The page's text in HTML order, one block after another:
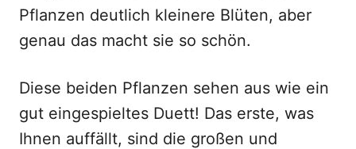
Pflanzen deutlich kleinere Blüten, aber
genau das macht sie so schön.
Diese beiden Pflanzen sehen aus wie ein
gut eingespieltes Duett! Das erste, was
Ihnen auffällt, sind die großen und